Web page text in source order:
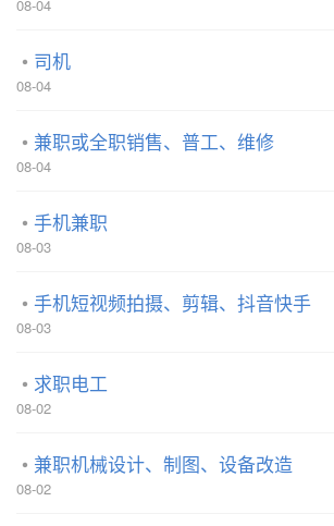
08-04
司机
08-04
兼职或全职销售、普工、维修
08-04
手机兼职
08-03
手机短视频拍摄、剪辑、抖音快手
08-03
求职电工
08-02
兼职机械设计、制图、设备改造
08-02